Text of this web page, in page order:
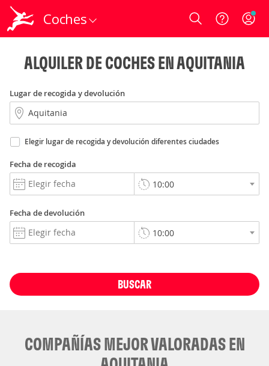
Coches Login
ALQUILER DE COCHES EN AQUITANIA
Lugar de recogida y devolución
Elegir lugar de recogida y devolución diferentes ciudades
Fecha de recogida
Fecha de devolución
BUSCAR
COMPAÑÍAS MEJOR VALORADAS EN